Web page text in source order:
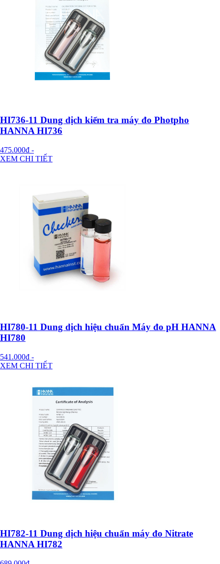
HI736-11 Dung dịch kiểm tra máy đo Photpho
HANNA HI736
475.000đ -
XEM CHI TIẾT
HI780-11 Dung dịch hiệu chuẩn Máy đo pH HANNA
HI780
541.000đ -
XEM CHI TIẾT
HI782-11 Dung dịch hiệu chuẩn máy đo Nitrate
HANNA HI782